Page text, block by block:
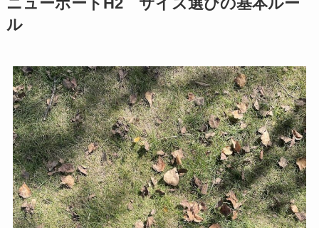
ニューポートH2 サイズ選びの基本ルー
ル